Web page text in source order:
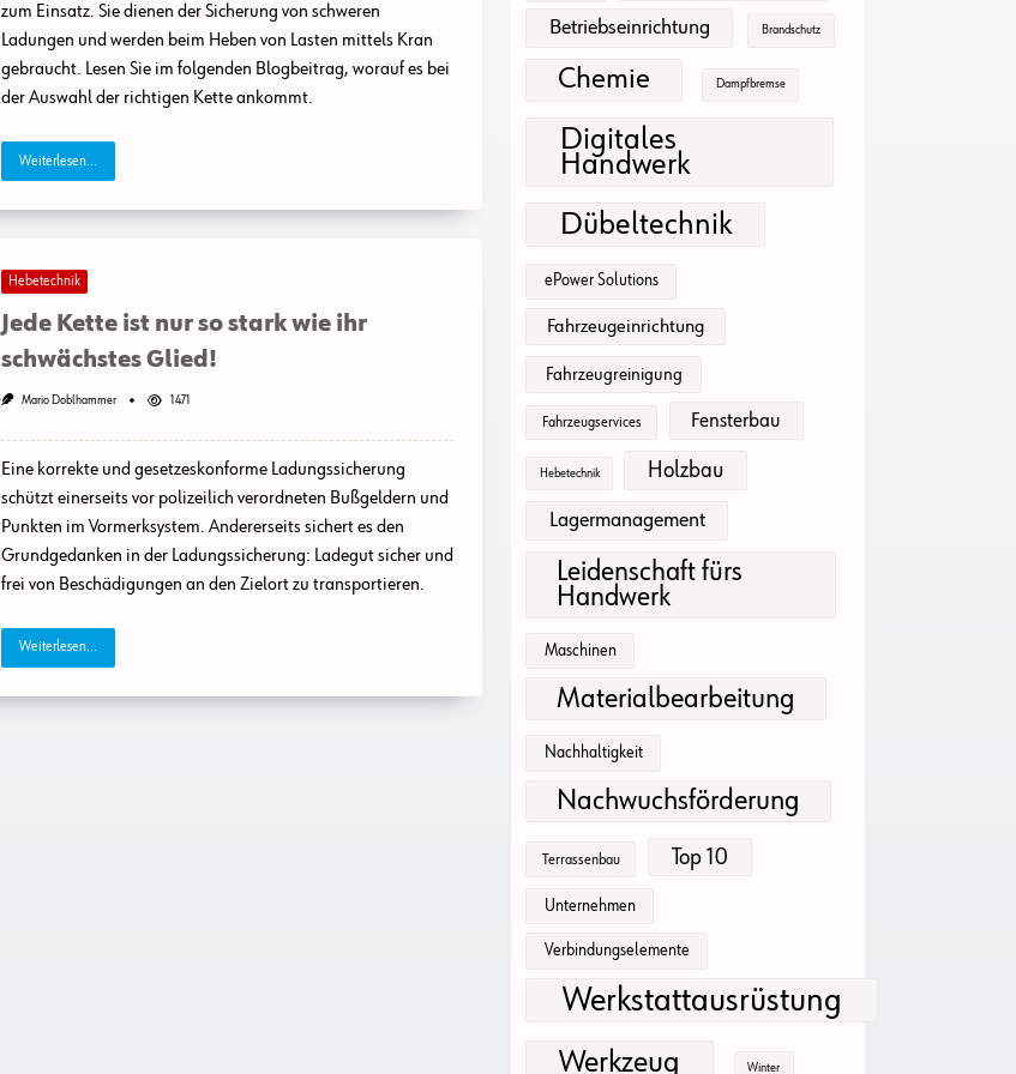
zum Einsatz. Sie dienen der Sicherung von schweren
Ladungen und werden beim Heben von Lasten mittels Kran
gebraucht. Lesen Sie im folgenden Blogbeitrag, worauf es bei
der Auswahl der richtigen Kette ankommt.
Weiterlesen...
Hebetechnik
Jede Kette ist nur so stark wie ihr
schwächstes Glied!
Mario Doblhammer 1471
Eine korrekte und gesetzeskonforme Ladungssicherung
schützt einerseits vor polizeilich verordneten Bußgeldern und
Punkten im Vormerksystem. Andererseits sichert es den
Grundgedanken in der Ladungssicherung: Ladegut sicher und
frei von Beschädigungen an den Zielort zu transportieren.
Weiterlesen...
Betriebseinrichtung Brandschutz
Chemie Dampfbremse
Digitales
Handwerk
Dübeltechnik
ePower Solutions
Fahrzeugeinrichtung
Fahrzeugreinigung
Fahrzeugservices Fensterbau
Hebetechnik Holzbau
Lagermanagement
Leidenschaft fürs
Handwerk
Maschinen
Materialbearbeitung
Nachhaltigkeit
Nachwuchsförderung
Terrassenbau Top 10
Unternehmen
Verbindungselemente
Werkstattausrüstung
Werkzeug Winter